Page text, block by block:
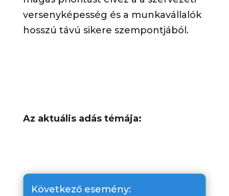
versenyképesség és a munkavállalók
hosszú távú sikere szempontjából.
Az aktuális adás témája:
Következő esemény: